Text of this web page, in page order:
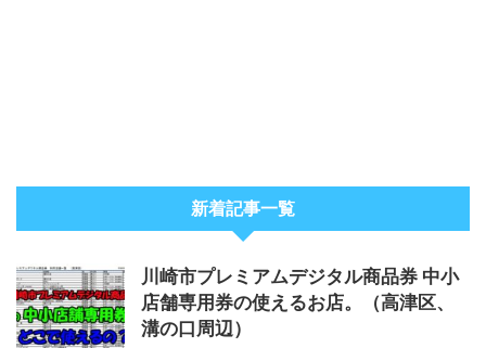
新着記事一覧
川崎市プレミアムデジタル商品券 中小
店舗専用券の使えるお店。（高津区、
溝の口周辺）